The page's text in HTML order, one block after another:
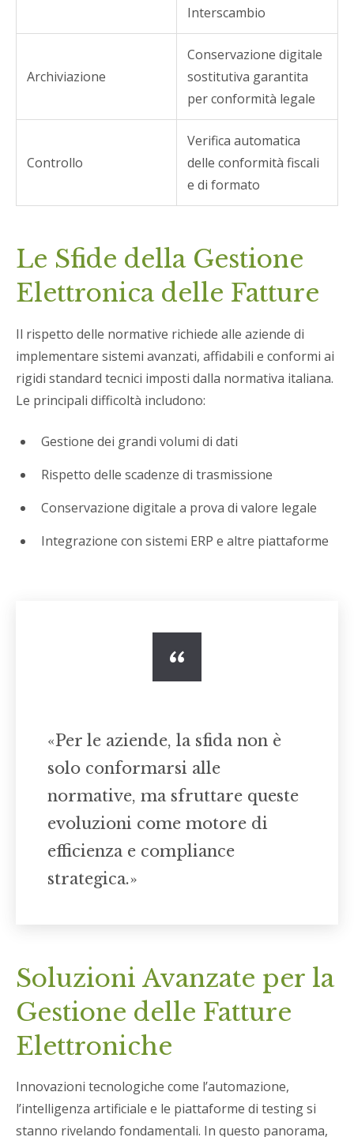
Interscambio
Archiviazione
Conservazione digitale
sostitutiva garantita
per conformità legale
Controllo
Verifica automatica
delle conformità fiscali
e di formato
Le Sfide della Gestione
Elettronica delle Fatture
Il rispetto delle normative richiede alle aziende di
implementare sistemi avanzati, affidabili e conformi ai
rigidi standard tecnici imposti dalla normativa italiana.
Le principali difficoltà includono:
Gestione dei grandi volumi di dati
Rispetto delle scadenze di trasmissione
Conservazione digitale a prova di valore legale
Integrazione con sistemi ERP e altre piattaforme
«Per le aziende, la sfida non è
solo conformarsi alle
normative, ma sfruttare queste
evoluzioni come motore di
efficienza e compliance
strategica.»
Soluzioni Avanzate per la
Gestione delle Fatture
Elettroniche
Innovazioni tecnologiche come l’automazione,
l’intelligenza artificiale e le piattaforme di testing si
stanno rivelando fondamentali. In questo panorama,